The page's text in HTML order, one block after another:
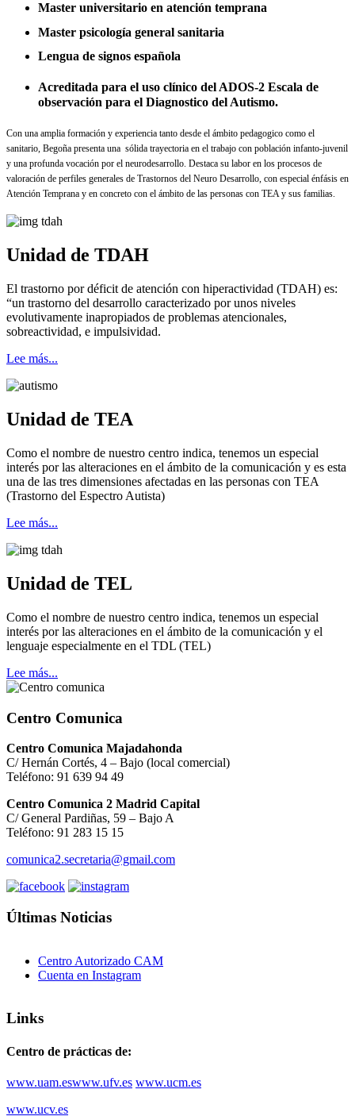
Master universitario en atención temprana
Master psicología general sanitaria
Lengua de signos española
Acreditada para el uso clínico del ADOS-2 Escala de
observación para el Diagnostico del Autismo.
Con una amplia formación y experiencia tanto desde el ámbito pedagogico como el
sanitario, Begoña presenta una sólida trayectoria en el trabajo con población infanto-juvenil
y una profunda vocación por el neurodesarrollo. Destaca su labor en los procesos de
valoración de perfiles generales de Trastornos del Neuro Desarrollo, con especial énfásis en
Atención Temprana y en concreto con el ámbito de las personas con TEA y sus familias.
Unidad de TDAH
El trastorno por déficit de atención con hiperactividad (TDAH) es:
“un trastorno del desarrollo caracterizado por unos niveles
evolutivamente inapropiados de problemas atencionales,
sobreactividad, e impulsividad.
Lee más...
Unidad de TEA
Como el nombre de nuestro centro indica, tenemos un especial
interés por las alteraciones en el ámbito de la comunicación y es esta
una de las tres dimensiones afectadas en las personas con TEA
(Trastorno del Espectro Autista)
Lee más...
Unidad de TEL
Como el nombre de nuestro centro indica, tenemos un especial
interés por las alteraciones en el ámbito de la comunicación y el
lenguaje especialmente en el TDL (TEL)
Lee más...
Centro Comunica
Centro Comunica Majadahonda
C/ Hernán Cortés, 4 – Bajo (local comercial)
Teléfono: 91 639 94 49
Centro Comunica 2 Madrid Capital
C/ General Pardiñas, 59 – Bajo A
Teléfono: 91 283 15 15
comunica2.secretaria@gmail.com
Últimas Noticias
Centro Autorizado CAM
Cuenta en Instagram
Links
Centro de prácticas de:
www.uam.eswww.ufv.es www.ucm.es
www.ucv.es